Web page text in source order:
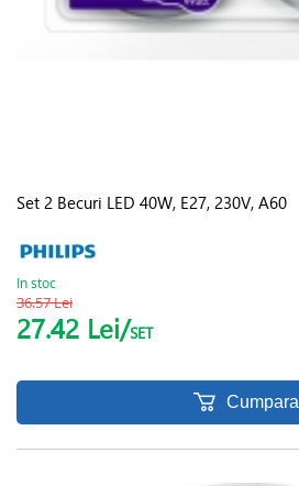
Set 2 Becuri LED 40W, E27, 230V, A60
In stoc
36.57 Lei
27.42 Lei/SET
Cumpara